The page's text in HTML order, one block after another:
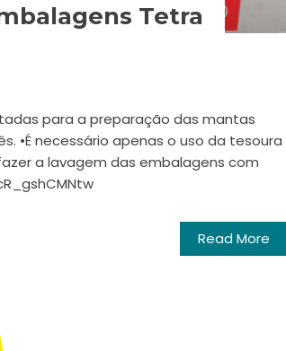
Tetra
para a preparação das mantas
•É necessário apenas o uso da tesoura
a lavagem das embalagens com
Read More